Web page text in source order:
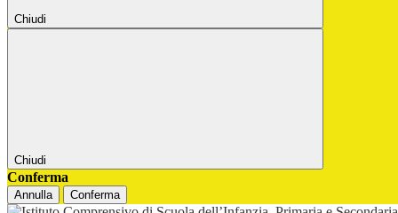
Chiudi
Chiudi
Conferma
Annulla Conferma